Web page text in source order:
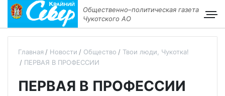
Общественно–политическая газета
Чукотского АО
Главная Новости Общество
Твои люди, Чукотка!
ПЕРВАЯ В ПРОФЕССИИ
ПЕРВАЯ В ПРОФЕССИИ